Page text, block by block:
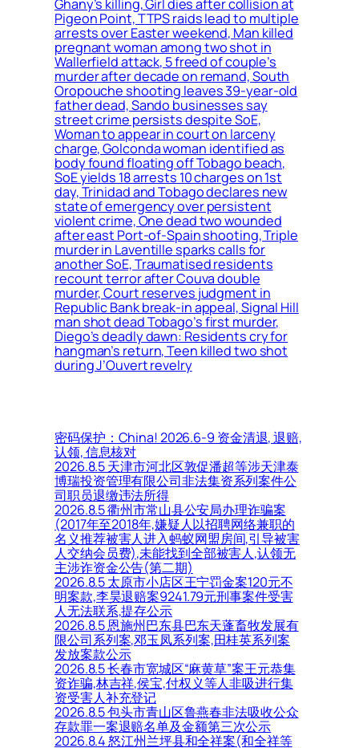
Ghany’s killing, Girl dies after collision at
Pigeon Point, TTPS raids lead to multiple
arrests over Easter weekend, Man killed
pregnant woman among two shot in
Wallerfield attack, 5 freed of couple’s
murder after decade on remand, South
Oropouche shooting leaves 39-year-old
father dead, Sando businesses say
street crime persists despite SoE,
Woman to appear in court on larceny
charge, Golconda woman identified as
body found floating off Tobago beach,
SoE yields 18 arrests 10 charges on 1st
day, Trinidad and Tobago declares new
state of emergency over persistent
violent crime, One dead two wounded
after east Port-of-Spain shooting, Triple
murder in Laventille sparks calls for
another SoE, Traumatised residents
recount terror after Couva double
murder, Court reserves judgment in
Republic Bank break-in appeal, Signal Hill
man shot dead Tobago’s first murder,
Diego’s deadly dawn: Residents cry for
hangman’s return, Teen killed two shot
during J’Ouvert revelry
密码保护：China! 2026.6-9 资金清退, 退赔,
认领, 信息核对
2026.8.5 天津市河北区敦促潘超等涉天津泰
博瑞投资管理有限公司非法集资系列案件公
司职员退缴违法所得
2026.8.5 衢州市常山县公安局办理诈骗案
(2017年至2018年,嫌疑人以招聘网络兼职的
名义推荐被害人进入蚂蚁网盟房间,引导被害
人交纳会员费),未能找到全部被害人,认领无
主涉诈资金公告(第二期)
2026.8.5 太原市小店区王宁罚金案120元不
明案款,李昊退赔案9241.79元刑事案件受害
人无法联系,提存公示
2026.8.5 恩施州巴东县巴东天蓬畜牧发展有
限公司系列案,邓玉凤系列案,田桂英系列案
发放案款公示
2026.8.5 长春市宽城区“麻黄草”案王元恭集
资诈骗,林吉祥,侯宝,付权义等人非吸进行集
资受害人补充登记
2026.8.5 包头市青山区鲁燕春非法吸收公众
存款罪一案退赔名单及金额第三次公示
2026.8.4 怒江州兰坪县和全祥案(和全祥等